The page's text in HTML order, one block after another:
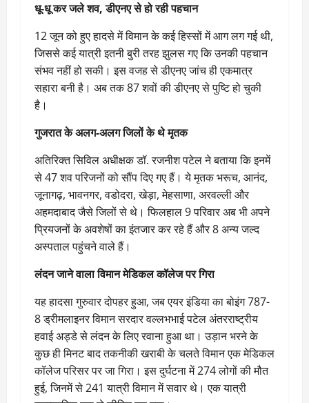
धू-धू कर जले शव, डीएनए से हो रही पहचान
12 जून को हुए हादसे में विमान के कई हिस्सों में आग लग गई थी,
जिससे कई यात्री इतनी बुरी तरह झुलस गए कि उनकी पहचान
संभव नहीं हो सकी। इस वजह से डीएनए जांच ही एकमात्र
सहारा बनी है। अब तक 87 शवों की डीएनए से पुष्टि हो चुकी
है।
गुजरात के अलग-अलग जिलों के थे मृतक
अतिरिक्त सिविल अधीक्षक डॉ. रजनीश पटेल ने बताया कि इनमें
से 47 शव परिजनों को सौंप दिए गए हैं। ये मृतक भरूच, आनंद,
जूनागढ़, भावनगर, वडोदरा, खेड़ा, मेहसाणा, अरवल्ली और
अहमदाबाद जैसे जिलों से थे। फिलहाल 9 परिवार अब भी अपने
प्रियजनों के अवशेषों का इंतजार कर रहे हैं और 8 अन्य जल्द
अस्पताल पहुंचने वाले हैं।
लंदन जाने वाला विमान मेडिकल कॉलेज पर गिरा
यह हादसा गुरुवार दोपहर हुआ, जब एयर इंडिया का बोइंग 787-
8 ड्रीमलाइनर विमान सरदार वल्लभभाई पटेल अंतरराष्ट्रीय
हवाई अड्डे से लंदन के लिए रवाना हुआ था। उड़ान भरने के
कुछ ही मिनट बाद तकनीकी खराबी के चलते विमान एक मेडिकल
कॉलेज परिसर पर जा गिरा। इस दुर्घटना में 274 लोगों की मौत
हुई, जिनमें से 241 यात्री विमान में सवार थे। एक यात्री